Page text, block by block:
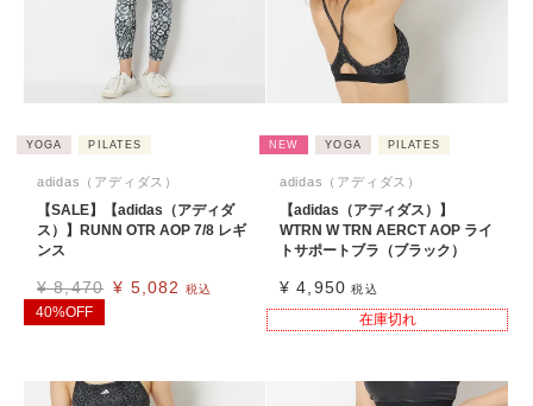
YOGA PILATES
adidas（アディダス）
【SALE】【adidas（アディダ
ス）】RUNN OTR AOP 7/8 レギ
ンス
¥ 8,470 ¥ 5,082 税込
40%OFF
NEW YOGA PILATES
adidas（アディダス）
【adidas（アディダス）】
WTRN W TRN AERCT AOP ライ
トサポートブラ（ブラック）
¥ 4,950 税込
在庫切れ